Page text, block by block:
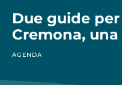
Due guide
Cremona,
AGENDA